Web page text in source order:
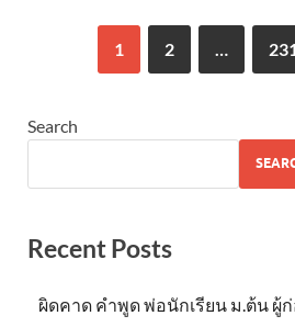
1 2 231
Search
Recent Posts
ผิดคาด คำพูด พ่อนักเรียน ม.ต้น ผู้